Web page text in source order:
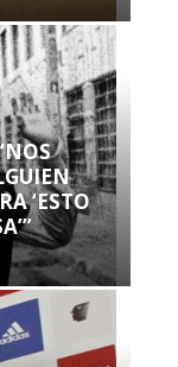
‘ESTO